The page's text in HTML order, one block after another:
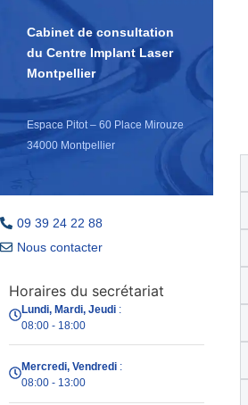
Cabinet de consultation
du Centre Implant Laser
Montpellier
Espace Pitot – 60 Place Mirouze
34000 Montpellier
09 39 24 22 88
Nous contacter
Horaires du secrétariat
Lundi, Mardi, Jeudi :
08:00 - 18:00
Mercredi, Vendredi :
08:00 - 13:00